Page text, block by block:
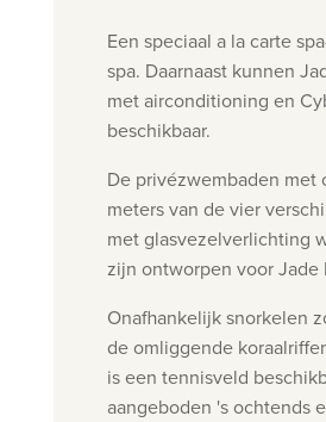
Een speciaal a la carte
spa. Daarnaast kunnen
met airconditioning en
beschikbaar.
De privézwembaden
meters van de vier
met glasvezelverlichting
zijn ontworpen voor Jade
Onafhankelijk snorkelen
deomliggende
is een tennisveld
aangeboden 's ochtends